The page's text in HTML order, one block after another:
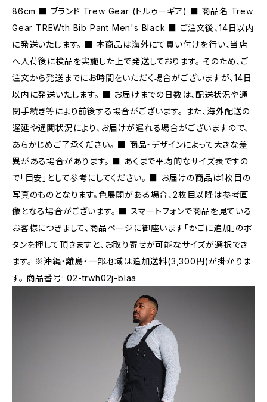
86cm ■ ブランド Trew Gear (トルゥーギア) ■ 商品名 Trew
Gear TREWth Bib Pant Men's Black ■ ご注文後、14日以内
に発送いたします。 ■ 本商品は海外にて買い付けを行い、当店
へ入荷後に検品を実施した上で発送しております。 そのため、ご
注文から発送までにお時間をいただく場合がございますが、14日
以内に発送いたします。 ■ お届けまでの日数は、配送状況や通
関手続き等により前後する場合がございます。 また、海外配送の
遅延や通関状況により、お届けが遅れる場合がございますので、
あらかじめご了承ください。 ■ 商品・デザインによって大きな差
異がある場合があります。 ■ あくまで平均的なサイズ表ですの
で「目安」として参考にしてください。 ■ お届けの商品は1枚目の
写真のものとなります。色展開がある場合、2枚目以降は参考画
像となる場合がございます。 ■ スマートフォンで商品を見ている
お客様につきまして、商品ページに御座います「かごに追加」のボ
タンを押して頂きますと、お取り寄せが可能なサイズが選択でき
ます。 ※沖縄・離島・一部地域は追加送料(3,300円)が掛かりま
す。 商品番号: 02-trwh02j-blaa